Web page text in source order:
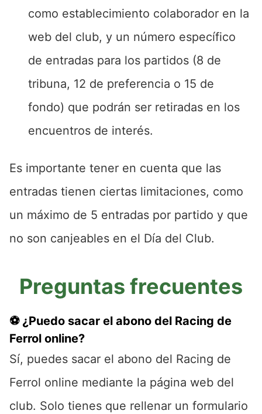
como establecimiento colaborador en la
web del club, y un número específico
de entradas para los partidos (8 de
tribuna, 12 de preferencia o 15 de
fondo) que podrán ser retiradas en los
encuentros de interés.
Es importante tener en cuenta que las
entradas tienen ciertas limitaciones, como
un máximo de 5 entradas por partido y que
no son canjeables en el Día del Club.
Preguntas frecuentes
⚽ ¿Puedo sacar el abono del Racing de
Ferrol online?
Sí, puedes sacar el abono del Racing de
Ferrol online mediante la página web del
club. Solo tienes que rellenar un formulario